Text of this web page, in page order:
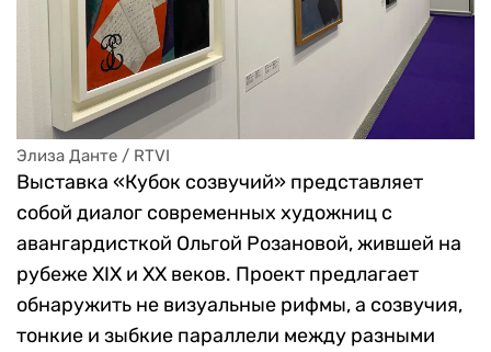
Элиза Данте / RTVI
Выставка «Кубок созвучий» представляет
собой диалог современных художниц с
авангардисткой Ольгой Розановой, жившей на
рубеже XIX и XX веков. Проект предлагает
обнаружить не визуальные рифмы, а созвучия,
тонкие и зыбкие параллели между разными